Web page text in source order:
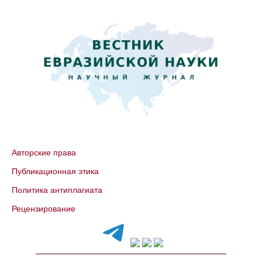
Авторские права
Публикационная этика
Политика антиплагиата
Рецензирование